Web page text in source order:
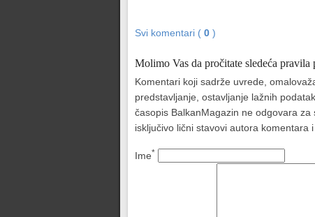
Svi komentari ( 0 )
Molimo Vas da pročitate sledeća pravila
Komentari koji sadrže uvrede,
predstavljanje, ostavljanje lažnih
časopis BalkanMagazin ne odgovara
isključivo lični stavovi autora komentara
Ime*